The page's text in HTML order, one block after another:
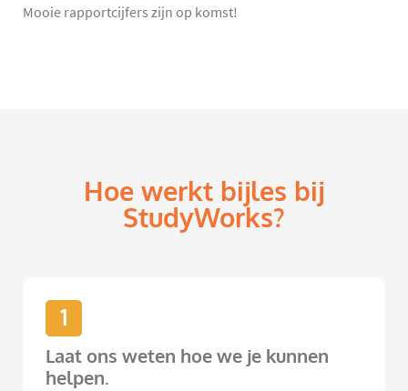
Mooie rapportcijfers zijn op komst!
Hoe werkt bijles bij
StudyWorks?
1
Laat ons weten hoe we je kunnen
helpen.